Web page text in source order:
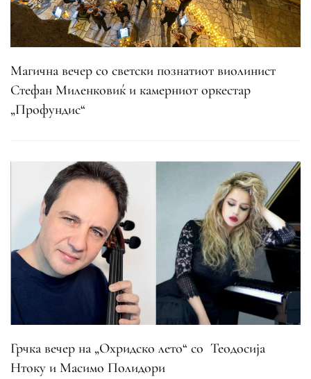
Магична вечер со светски познатиот виолинист
Стефан Миленковиќ и камерниот оркестар
„Профундис“
Грчка вечер на „Охридско лето“ со Теодосија
Нтоку и Масимо Полидори